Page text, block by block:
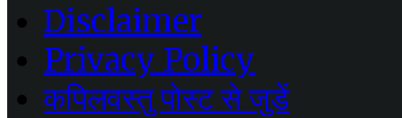
Disclaimer
Privacy Policy
कपिलवस्तु पोस्ट से जुडें